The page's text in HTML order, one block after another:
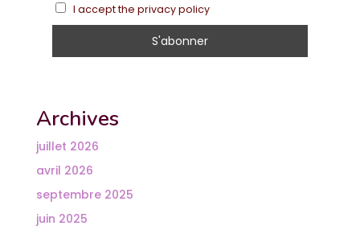
I accept the privacy policy
Archives
juillet 2026
avril 2026
septembre 2025
juin 2025